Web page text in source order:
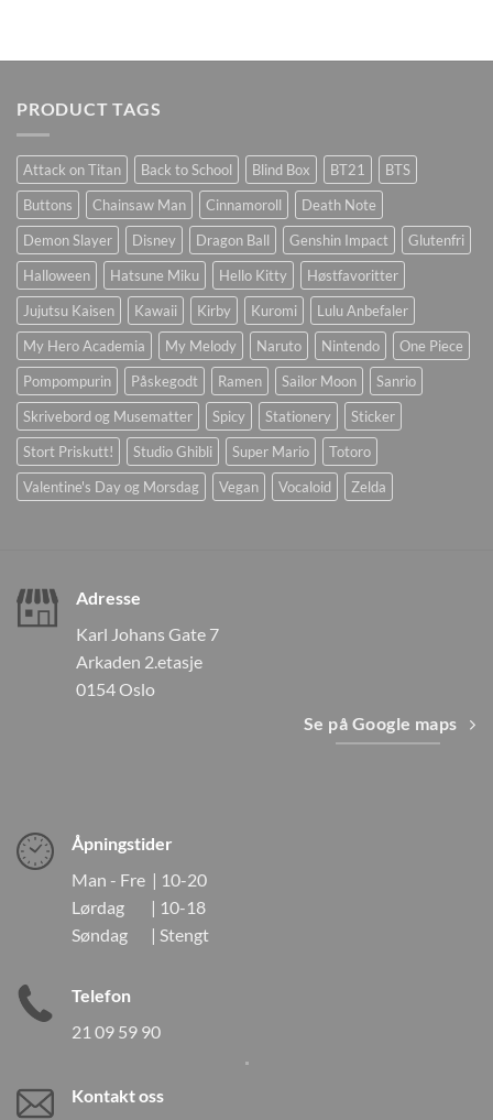
PRODUCT TAGS
Attack on Titan Back to School Blind Box BT21
BTS
Buttons
Chainsaw Man Cinnamoroll
Death Note
Demon Slayer
Disney Dragon Ball Genshin Impact
Glutenfri
Halloween
Hatsune Miku Hello Kitty
Høstfavoritter
Jujutsu Kaisen
Kawaii Kirby Kuromi
Lulu Anbefaler
My Hero Academia
My Melody Naruto Nintendo
One Piece
Pompompurin
Påskegodt Ramen Sailor Moon
Sanrio
Skrivebord og Musematter
Spicy Stationery
Sticker
Stort Priskutt!
Studio Ghibli Super Mario
Totoro
Valentine's Day og Morsdag
Vegan Vocaloid Zelda
Adresse
Karl Johans Gate 7
Arkaden 2.etasje
0154 Oslo
Se på Google maps
Åpningstider
Man - Fre | 10-20
Lørdag | 10-18
Søndag | Stengt
Telefon
21 09 59 90
Kontakt oss